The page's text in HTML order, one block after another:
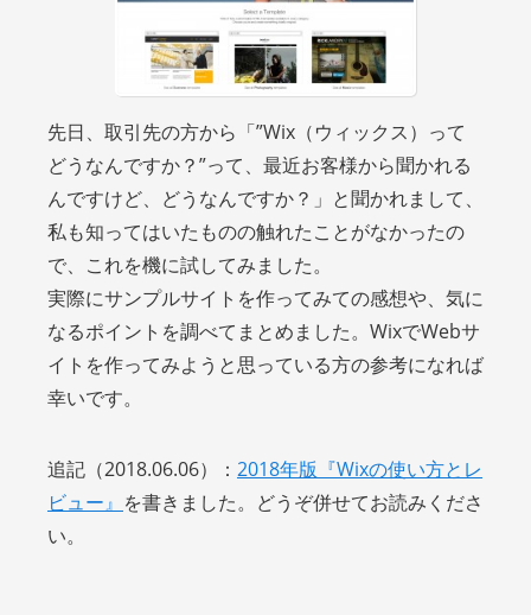
先日、取引先の方から「”Wix（ウィックス）って
どうなんですか？”って、最近お客様から聞かれる
んですけど、どうなんですか？」と聞かれまして、
私も知ってはいたものの触れたことがなかったの
で、これを機に試してみました。
実際にサンプルサイトを作ってみての感想や、気に
なるポイントを調べてまとめました。WixでWebサ
イトを作ってみようと思っている方の参考になれば
幸いです。
追記（2018.06.06）： 2018年版『Wixの使い方とレ
ビュー』 を書きました。どうぞ併せてお読みくださ
い。